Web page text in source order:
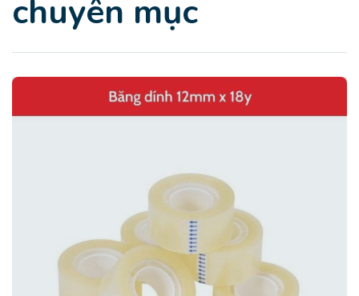
chuyên mục